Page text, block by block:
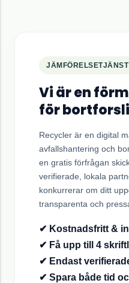
JÄMFÖRELSETJÄNST
Vi är en
för
Recycler är en digital
avfallshantering och
en gratis förfrågan
verifierade, lokala
konkurrerar om ditt
transparenta och
✔ Kostnadsfritt &
✔ Få upp till 4
✔ Endast
✔ Spara både tid